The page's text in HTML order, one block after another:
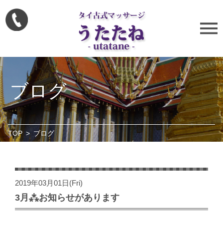
ブログ
TOP > ブログ
2019年03月01日(Fri)
3月⁂お知らせがあります